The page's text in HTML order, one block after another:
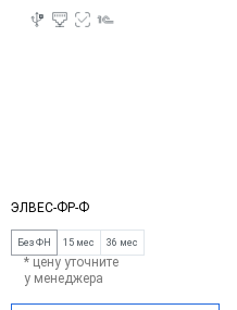
ЭЛВЕС-ФР-Ф
Без ФН 15 мес 36 мес
* цену уточните
у менеджера